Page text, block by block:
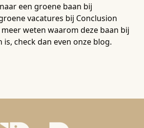
een groene baan bij
vacatures bij Conclusion
meer weten waarom deze baan bij
is, check dan even onze blog.